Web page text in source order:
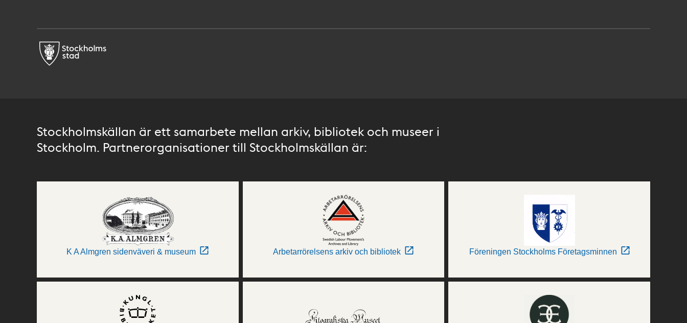
Stockholmskällan är ett samarbete mellan arkiv, bibliotek och museer i
Stockholm. Partnerorganisationer till Stockholmskällan är:
K A Almgren sidenväveri & museum Arbetarrörelsens arkiv och bibliotek Föreningen Stockholms Företagsminnen